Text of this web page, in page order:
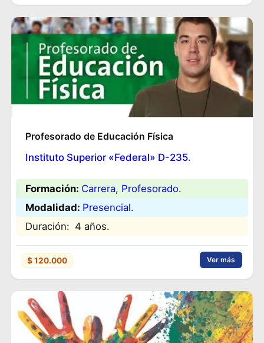
Profesorado de Educación Física
Instituto Superior «Federal» D-235.
Formación: Carrera, Profesorado.
Modalidad: Presencial.
Duración: 4 años.
$ 120.000 Ver más